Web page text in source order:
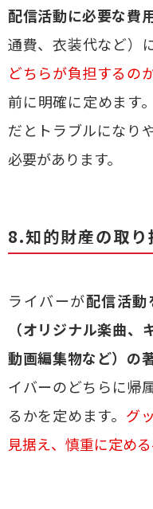
配信活動に必要な費
通費、衣装代など）
どちらが負担するの
前に明確に定めます
だとトラブルになり
必要があります。
8.知的財産の取り
ライバーが配信活動
（オリジナル楽曲、
動画編集物など）の
イバーのどちらに帰
るかを定めます。 グ
見据え、慎重に定め